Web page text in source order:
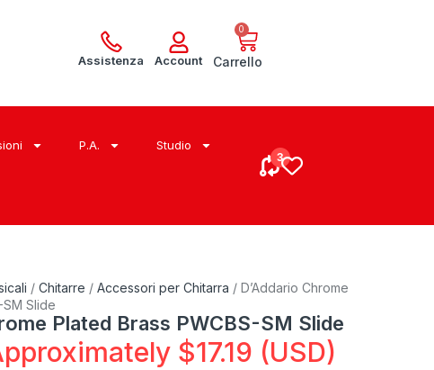
Assistenza Account
0
Carrello
P.A. Studio
/ Chitarre / Accessori per Chitarra / D’Addario Chrome
Slide
Plated Brass PWCBS-SM Slide
$17.19 (USD)